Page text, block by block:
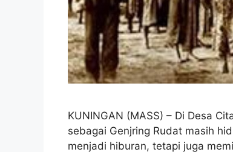
KUNINGAN (MASS) – Di Desa
sebagai Genjring Rudat masih
menjadi hiburan, tetapi juga